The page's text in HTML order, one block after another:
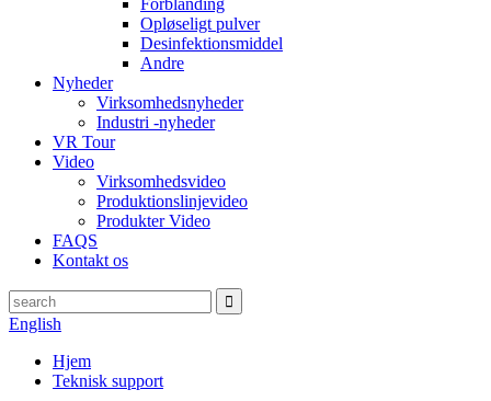
Forblanding
Opløseligt pulver
Desinfektionsmiddel
Andre
Nyheder
Virksomhedsnyheder
Industri -nyheder
VR Tour
Video
Virksomhedsvideo
Produktionslinjevideo
Produkter Video
FAQS
Kontakt os
English
Hjem
Teknisk support